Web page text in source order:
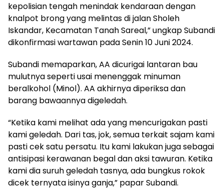
kepolisian tengah menindak kendaraan dengan
knalpot brong yang melintas di jalan Sholeh
Iskandar, Kecamatan Tanah Sareal,” ungkap Subandi
dikonfirmasi wartawan pada Senin 10 Juni 2024.
Subandi memaparkan, AA dicurigai lantaran bau
mulutnya seperti usai menenggak minuman
beralkohol (Minol). AA akhirnya diperiksa dan
barang bawaannya digeledah.
“Ketika kami melihat ada yang mencurigakan pasti
kami geledah. Dari tas, jok, semua terkait sajam kami
pasti cek satu persatu. Itu kami lakukan juga sebagai
antisipasi kerawanan begal dan aksi tawuran. Ketika
kami dia suruh geledah tasnya, ada bungkus rokok
dicek ternyata isinya ganja,” papar Subandi.